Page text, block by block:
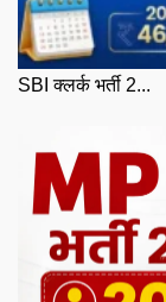
SBI क्लर्क भर्ती 2...